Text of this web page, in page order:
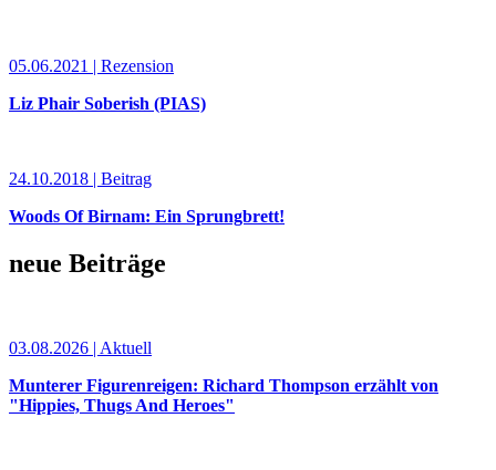
05.06.2021 | Rezension
Liz Phair Soberish (PIAS)
24.10.2018 | Beitrag
Woods Of Birnam: Ein Sprungbrett!
neue Beiträge
03.08.2026 | Aktuell
Munterer Figurenreigen: Richard Thompson erzählt von
"Hippies, Thugs And Heroes"